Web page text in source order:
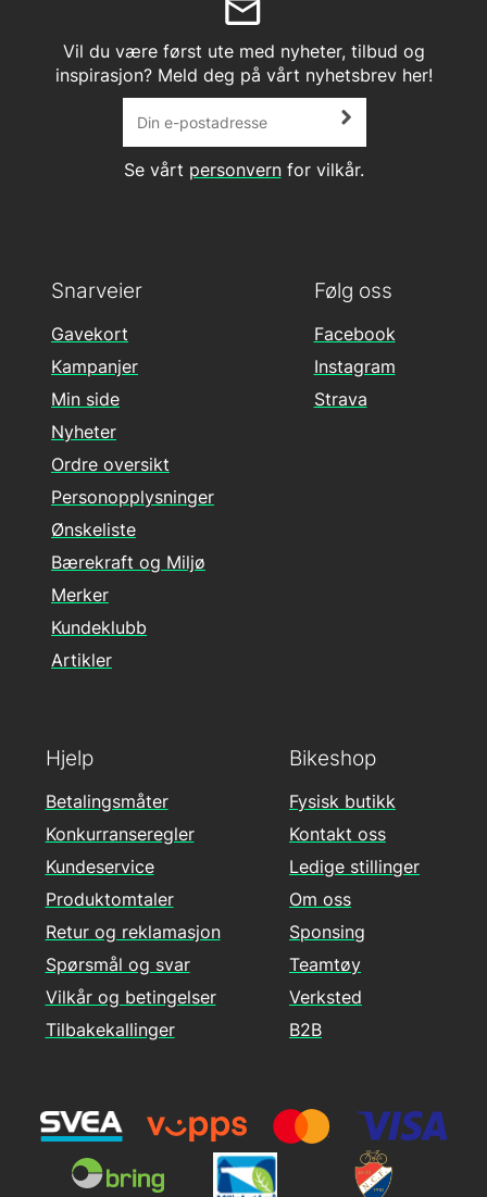
Vil du være først ute med nyheter, tilbud og
inspirasjon? Meld deg på vårt nyhetsbrev her!
Se vårt personvernfor vilkår.
Følg oss
Facebook
Instagram
Strava
Hjelp
Betalingsmåter
Konkurranseregler
Kundeservice
Produktomtaler
Retur og reklamasjon
Spørsmål og svar
Vilkår og betingelser
Tilbakekallinger
Snarveier
Gavekort
Kampanjer
Min side
Nyheter
Ordre oversikt
Personopplysninger
Ønskeliste
Bærekraft og Miljø
Merker
Kundeklubb
Artikler
Bikeshop
Fysisk butikk
Kontakt oss
Ledige stillinger
Om oss
Sponsing
Teamtøy
Verksted
B2B